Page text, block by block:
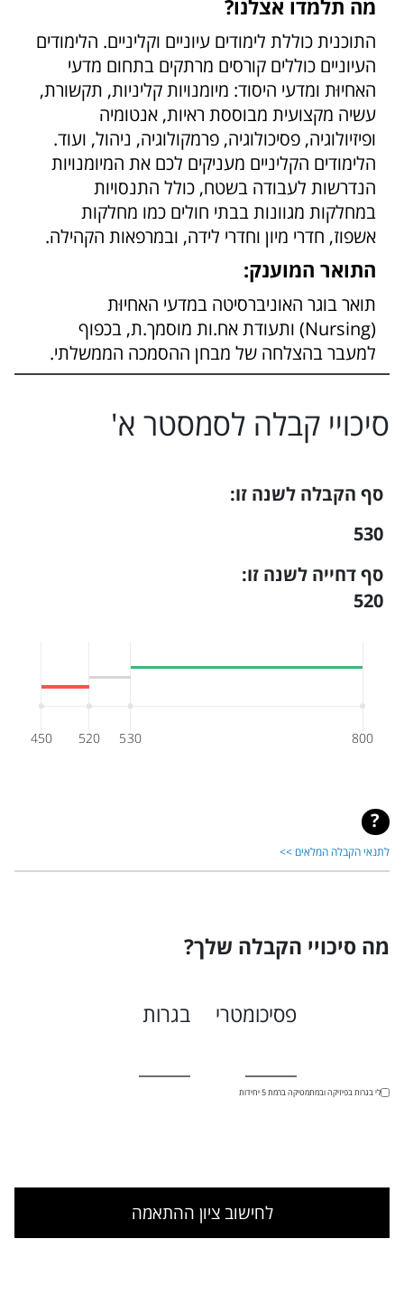
מה תלמדו אצלנו?
התוכנית כוללת לימודים עיוניים וקליניים. הלימודים
העיוניים כוללים קורסים מרתקים בתחום מדעי
האחיוּת ומדעי היסוד: מיומנויות קליניות, תקשורת,
עשיה מקצועית מבוססת ראיות, אנטומיה
ופיזיולוגיה, פסיכולוגיה, פרמקולוגיה, ניהול, ועוד.
הלימודים הקליניים מעניקים לכם את המיומנויות
הנדרשות לעבודה בשטח, כולל התנסויות
במחלקות מגוונות בבתי חולים כמו מחלקות
אשפוז, חדרי מיון וחדרי לידה, ובמרפאות הקהילה.
התואר המוענק:
תואר בוגר האוניברסיטה במדעי האחיוּת
(Nursing) ותעודת אח.ות מוסמך.ת, בכפוף
למעבר בהצלחה של מבחן ההסמכה הממשלתי.
סיכויי קבלה לסמסטר א'
סף הקבלה לשנה זו:
530
סף דחייה לשנה זו:
520
450 520 530 800
לתנאי הקבלה המלאים >>
מה סיכויי הקבלה שלך?
פסיכומטרי בגרות
יש לי בגרות בפיזיקה ובמתמטיקה ברמת 5 יחידות
לחישוב ציון ההתאמה